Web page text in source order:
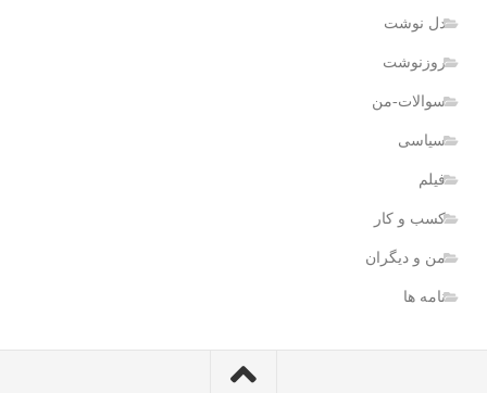
دل نوشت
روزنوشت
سوالات-من
سیاسی
فیلم
کسب و کار
من و دیگران
نامه ها